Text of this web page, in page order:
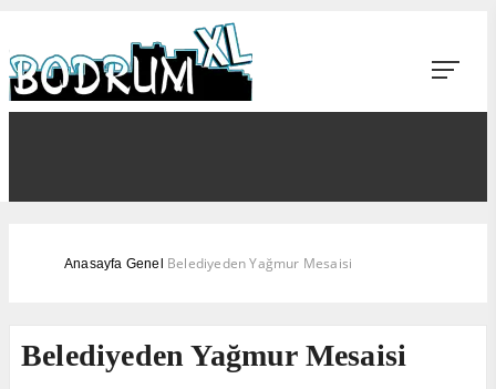
Anasayfa Genel Belediyeden Yağmur Mesaisi
Belediyeden Yağmur Mesaisi